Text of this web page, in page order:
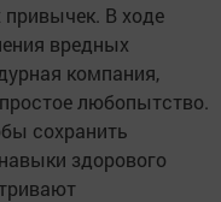
В ходе
вредных
компания,
любопытство.
сохранить
здорового